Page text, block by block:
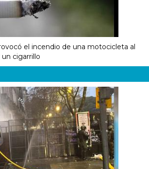
el incendio de una motocicleta al
cigarrillo